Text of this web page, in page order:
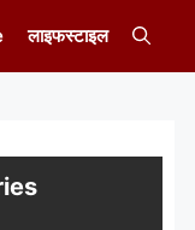
लाइफस्टाइल